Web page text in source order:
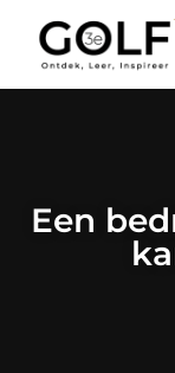
Een